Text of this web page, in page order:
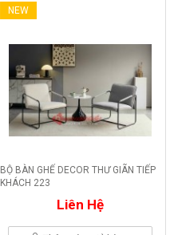
NEW
BỘ BÀN GHẾ DECOR THƯ GIÃN TIẾP
KHÁCH 223
Liên Hệ